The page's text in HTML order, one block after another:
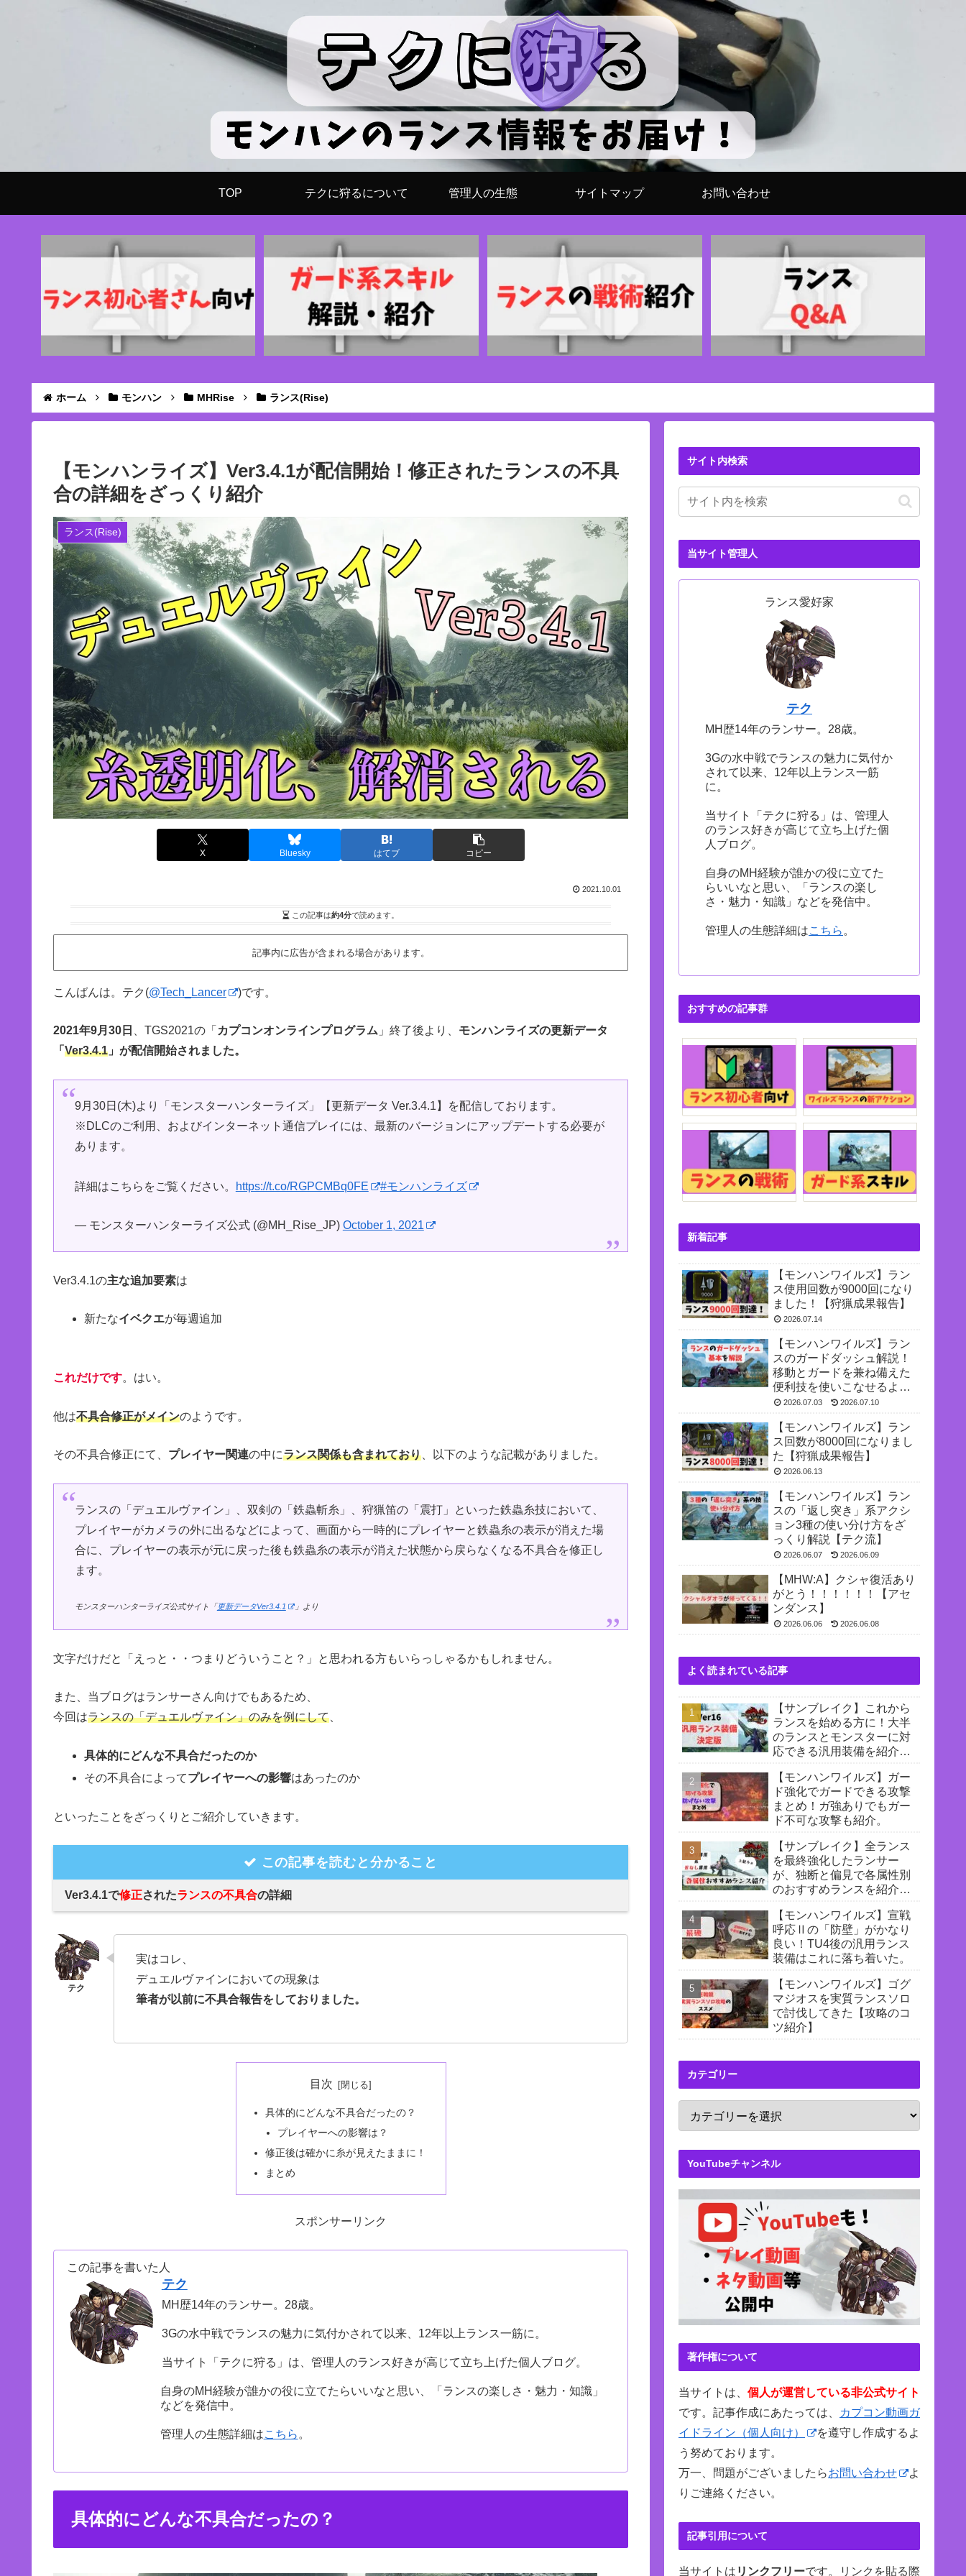
TOP テクに狩るについて 管理人の生態 サイトマップ お問い合わせ
ホーム モンハン MHRise ランス(Rise)
【モンハンライズ】Ver3.4.1が配信開始！修正されたランスの不具
合の詳細をざっくり紹介
ランス(Rise)
X Bluesky はてブ コピー
2021.10.01
この記事は約4分で読めます。
記事内に広告が含まれる場合があります。
こんばんは。テク(@Tech_Lancer )です。
2021年9月30日 、TGS2021の「 カプコンオンラインプログラム 」終了後より、 モンハンライズの更新データ
「 Ver3.4.1 」が配信開始されました。
9月30日(木)より「モンスターハンターライズ」【更新データ Ver.3.4.1】を配信しております。
※DLCのご利用、およびインターネット通信プレイには、最新のバージョンにアップデートする必要が
あります。
詳細はこちらをご覧ください。 https://t.co/RGPCMBq0FE #モンハンライズ
— モンスターハンターライズ公式 (@MH_Rise_JP) October 1, 2021
Ver3.4.1の主な追加要素は
新たなイベクエが毎週追加
これだけです。はい。
他は不具合修正がメインのようです。
その不具合修正にて、 プレイヤー関連の中にランス関係も含まれており 、以下のような記載がありました。
ランスの「デュエルヴァイン」、双剣の「鉄蟲斬糸」、狩猟笛の「震打」といった鉄蟲糸技において、
プレイヤーがカメラの外に出るなどによって、画面から一時的にプレイヤーと鉄蟲糸の表示が消えた場
合に、プレイヤーの表示が元に戻った後も鉄蟲糸の表示が消えた状態から戻らなくなる不具合を修正し
ます。
モンスターハンターライズ公式サイト「更新データVer3.4.1 」より
文字だけだと「えっと・・つまりどういうこと？」と思われる方もいらっしゃるかもしれません。
また、当ブログはランサーさん向けでもあるため、
今回はランスの「デュエルヴァイン」のみを例にして、
具体的にどんな不具合だったのか
その不具合によってプレイヤーへの影響はあったのか
といったことをざっくりとご紹介していきます。
この記事を読むと分かること
Ver3.4.1で修正されたランスの不具合の詳細
実はコレ、
デュエルヴァインにおいての現象は
筆者が以前に不具合報告をしておりました。
目次
具体的にどんな不具合だったの？
プレイヤーへの影響は？
修正後は確かに糸が見えたままに！
まとめ
スポンサーリンク
サイト内検索
当サイト管理人
ランス愛好家
テク
MH歴14年のランサー。28歳。
3Gの水中戦でランスの魅力に気付か
されて以来、12年以上ランス一筋
に。
当サイト「テクに狩る」は、管理人
のランス好きが高じて立ち上げた個
人ブログ。
自身のMH経験が誰かの役に立てた
らいいなと思い、「ランスの楽し
さ・魅力・知識」などを発信中。
管理人の生態詳細はこちら 。
おすすめの記事群
新着記事
【モンハンワイルズ】ラン
ス使用回数が9000回になり
ました！【狩猟成果報告】
2026.07.14
【モンハンワイルズ】ラン
スのガードダッシュ解説！
移動とガードを兼ね備えた
便利技を使いこなせるよう
になろう
2026.07.03 2026.07.10
【モンハンワイルズ】ラン
ス回数が8000回になりまし
た【狩猟成果報告】
2026.06.13
【モンハンワイルズ】ラン
スの「返し突き」系アクシ
ョン3種の使い分け方をざ
っくり解説【テク流】
2026.06.07 2026.06.09
【MHW:A】クシャ復活あり
がとう！！！！！！【アセ
ンダンス】
2026.06.06 2026.06.08
よく読まれている記事
【サンブレイク】これから
ランスを始める方に！大半
のランスとモンスターに対
応できる汎用装備を紹介
【モンハンワイルズ】ガー
ド強化でガードできる攻撃
まとめ！ガ強ありでもガー
ド不可な攻撃も紹介。
【サンブレイク】全ランス
を最終強化したランサー
が、独断と偏見で各属性別
のおすすめランスを紹介！
用】
【モンハンワイルズ】宣戦
呼応Ⅱの「防壁」がかなり
良い！TU4後の汎用ランス
装備はこれに落ち着いた。
【モンハンワイルズ】ゴグ
マジオスを実質ランスソロ
で討伐してきた【攻略のコ
ツ紹介】
カテゴリー
YouTubeチャンネル
著作権について
当サイトは、 個人が運営している非公式サイト
です。記事作成にあたっては、
カプコン動画ガ
イドライン（個人向け）
を遵守し作成するよ
う努めております。
万一、問題がございましたらお問い合わせ
よ
りご連絡ください。
記事引用について
当サイトは リンクフリーです。リンクを貼る際